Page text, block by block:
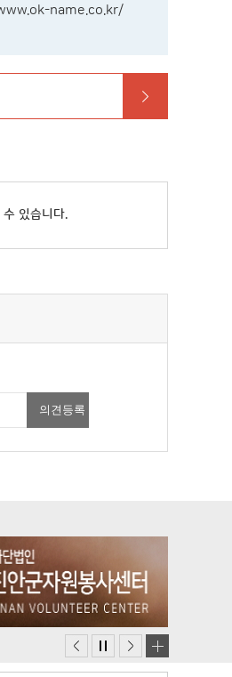
name.co.kr/
있습니다.